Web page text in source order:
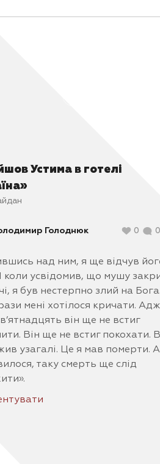
Устима в готелі
Голоднюк 0 0
над ним, я ще відчув
коли усвідомив, що мушу
я був нестерпно злий на Бога.
мені хотілося кричати.
він ще не встиг
Він ще не встиг покохати.
узагалі. Це я мав померти.
таку смерть ще слід